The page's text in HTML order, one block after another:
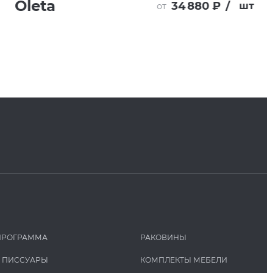
Oleta от 34 880 ₽ / шт
РАКОВИНЫ
КОМПЛЕКТЫ МЕБЕЛИ